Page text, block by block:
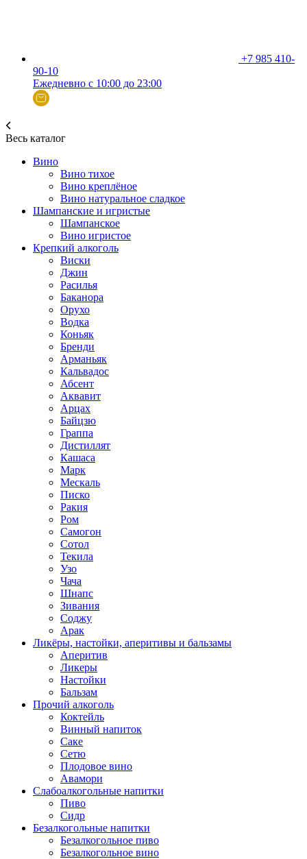
+7 985 410-
90-10
Ежедневно с 10:00 до 23:00
Весь каталог
Вино
Вино тихое
Вино креплёное
Вино натуральное сладкое
Шампанские и игристые
Шампанское
Вино игристое
Крепкий алкоголь
Виски
Джин
Расилья
Баканора
Орухо
Водка
Коньяк
Бренди
Арманьяк
Кальвадос
Абсент
Аквавит
Арцах
Байцзю
Граппа
Дистиллят
Кашаса
Марк
Мескаль
Писко
Ракия
Ром
Самогон
Сотол
Текила
Узо
Чача
Шнапс
Зивания
Соджу
Арак
Ликёры, настойки, аперитивы и бальзамы
Аперитив
Ликеры
Настойки
Бальзам
Прочий алкоголь
Коктейль
Винный напиток
Саке
Сетю
Плодовое вино
Авамори
Слабоалкогольные напитки
Пиво
Сидр
Безалкогольные напитки
Безалкогольное пиво
Безалкогольное вино